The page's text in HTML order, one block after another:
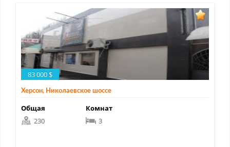
83 000 $
Херсон, Николаевское шоссе
Общая
230
Комнат
3